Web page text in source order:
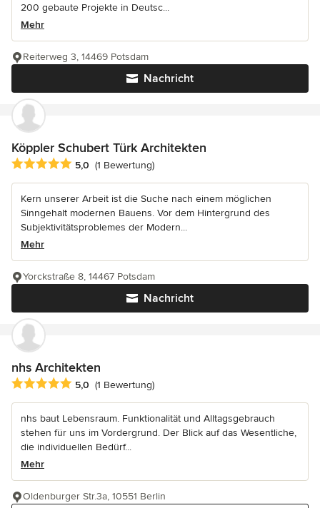
200 gebaute Projekte in Deutsc...
Mehr
Nachricht
Reiterweg 3, 14469 Potsdam
Köppler Schubert Türk Architekten
Durchschnittliche Bewertung: 5 von 5 Sternen
5,0 (1 Bewertung)
Kern unserer Arbeit ist die Suche nach einem möglichen
Sinngehalt modernen Bauens. Vor dem Hintergrund des
Subjektivitätsproblemes der Modern...
Mehr
Nachricht
Yorckstraße 8, 14467 Potsdam
nhs Architekten
Durchschnittliche Bewertung: 5 von 5 Sternen
5,0 (1 Bewertung)
nhs baut Lebensraum. Funktionalität und Alltagsgebrauch
stehen für uns im Vordergrund. Der Blick auf das Wesentliche,
die individuellen Bedürf...
Mehr
Oldenburger Str.3a, 10551 Berlin